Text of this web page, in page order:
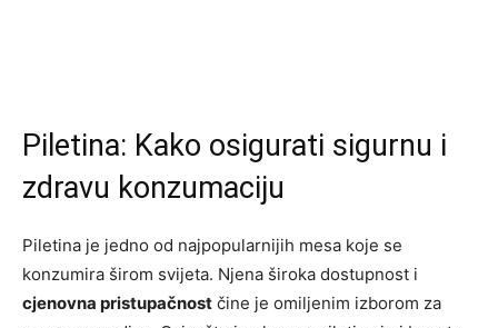
Piletina: Kako osigurati sigurnu i
zdravu konzumaciju
Piletina je jedno od najpopularnijih mesa koje se
konzumira širom svijeta. Njena široka dostupnost i
cjenovna pristupačnost čine je omiljenim izborom za